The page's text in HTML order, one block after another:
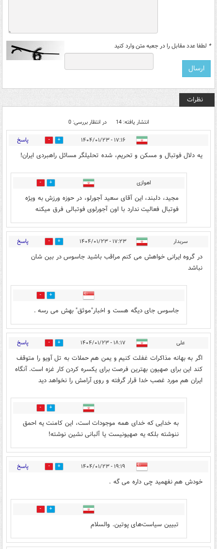
* لطفا عدد مقابل را در جعبه متن وارد کنید
نظرات
انتشار یافته: 14 در انتظار بررسی: 0
۱۷:۱۶ - ۱۴۰۴/۰۱/۲۳ 8 پاسخ
یه دلال فوتبال و مسکن و تحریم، شده تحلیلگر مسائل راهبردی ایران!
اهوازی 0
مجید، دلبند، این آقای سعید آجورلو، در حوزه ورزش به ویژه
فوتبال فعالیت ندارد با اون آجورلوی فوتبالی فرق میکنه
سربدار ۱۷:۲۳ - ۱۴۰۴/۰۱/۲۳ 1 پاسخ
در گروه ایرانی خواهش می کنم مراقب باشید جاسوس در بین شان
نباشد
0
جاسوس جای دیگه هست و اخبار"موثق" بهش می رسه .
علی ۱۸:۱۷ - ۱۴۰۴/۰۱/۲۳ 1 پاسخ
اگر به بهانه مذاکرات غفلت کنیم و یمن هم حملات به تل آویو را متوقف
کند این برای صهیون بهترین فرصت برای یکسره کردن کار غزه است. آنگاه
ایران هم مورد غصب خدا قرار گرفته و روی آرامش را نخواهد دید
0
به خدایی که خدای همه موجودات است، این کامنت یه احمق
ننوشته بلکه یه صهیونیست یا آلبانی نشین نوشته!
۱۹:۱۹ - ۱۴۰۴/۰۱/۲۳ 13 پاسخ
خودش هم نفهمید چی داره می گه .
2
تبیین سیاست‌های پوتین. والسلام